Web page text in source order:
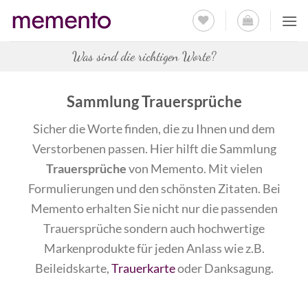
Inhalt
springen
Was sind die richtigen Worte?
Sammlung Trauersprüche
Sicher die Worte finden, die zu Ihnen und dem
Verstorbenen passen. Hier hilft die Sammlung
Trauersprüchevon Memento. Mit vielen
Formulierungen und den schönsten Zitaten. Bei
Memento erhalten Sie nicht nur die passenden
Trauersprüche sondern auch hochwertige
Markenprodukte für jeden Anlass wie z.B.
Beileidskarte,Trauerkarteoder Danksagung.